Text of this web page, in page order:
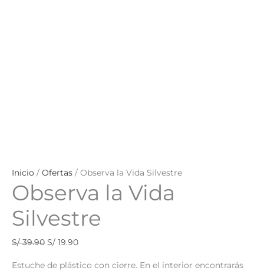
Inicio / Ofertas / Observa la Vida Silvestre
Observa la Vida
Silvestre
S/39.90 S/ 19.90
Estuche de plástico con cierre. En el interior encontrarás